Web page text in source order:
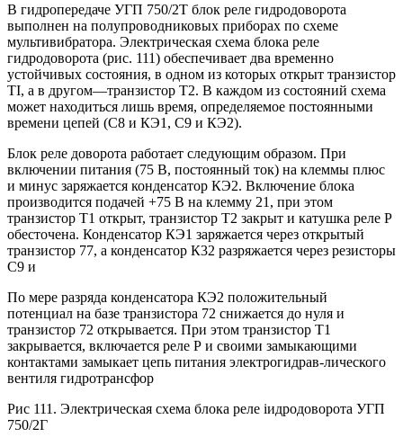
В гидропередаче УГП 750/2Т блок реле гидродоворота
выполнен на полупроводниковых приборах по схеме
мультивибратора. Электрическая схема блока реле
гидродоворота (рис. 111) обеспечивает два временно
устойчивых состояния, в одном из которых открыт транзистор
ТІ, а в другом—транзистор Т2. В каждом из состояний схема
может находиться лишь время, определяемое постоянными
времени цепей (С8 и КЭ1, С9 и КЭ2).
Блок реле доворота работает следующим образом. При
включении питания (75 В, постоянный ток) на клеммы плюс
и минус заряжается конденсатор КЭ2. Включение блока
производится подачей +75 В на клемму 21, при этом
транзистор Т1 открыт, транзистор Т2 закрыт и катушка реле Р
обесточена. Конденсатор КЭ1 заряжается через открытый
транзистор 77, а конденсатор К32 разряжается через резисторы
С9 и
По мере разряда конденсатора КЭ2 положительный
потенциал на базе транзистора 72 снижается до нуля и
транзистор 72 открывается. При этом транзистор Т1
закрывается, включается реле Р и своими замыкающими
контактами замыкает цепь питания электрогидрав-лического
вентиля гидротрансфор
Рис 111. Электрическая схема блока реле іидродоворота УГП
750/2Г